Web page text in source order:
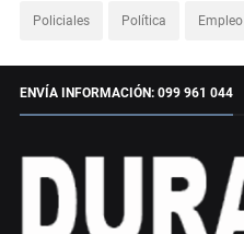
Policiales Política Empleo
ENVÍA INFORMACIÓN: 099 961 044